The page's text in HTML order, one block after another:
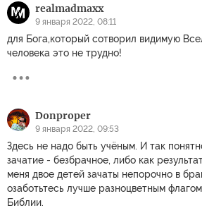
realmadmaxx
9 января 2022, 08:11
для Бога,который сотворил видимую
человека это не трудно!
Donproper
9 января 2022, 09:53
Здесь не надо быть учёным. И так
зачатие - безбрачное, либо как
меня двое детей зачаты непорочно в
озаботьтесь лучше разноцветным
Библии.